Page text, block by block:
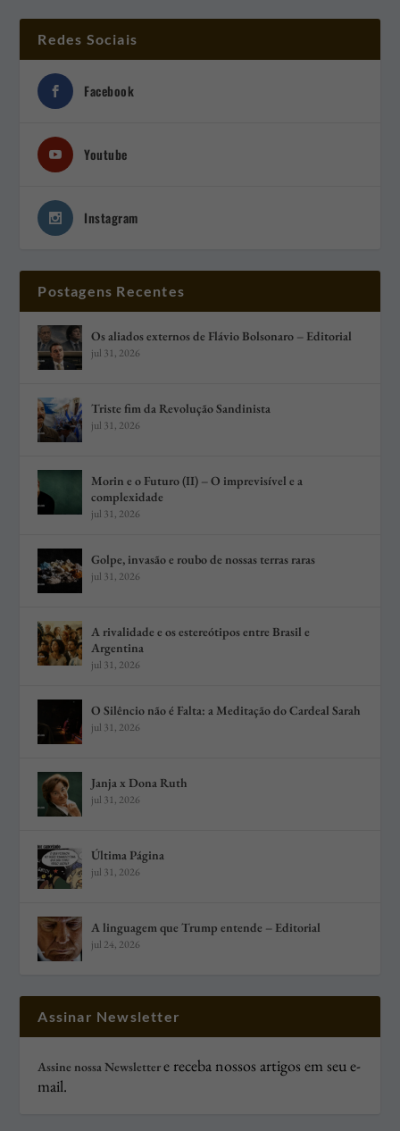
Redes Sociais
Facebook
Youtube
Instagram
Postagens Recentes
Os aliados externos de Flávio Bolsonaro – Editorial
jul 31, 2026
Triste fim da Revolução Sandinista
jul 31, 2026
Morin e o Futuro (II) – O imprevisível e a
complexidade
jul 31, 2026
Golpe, invasão e roubo de nossas terras raras
jul 31, 2026
A rivalidade e os estereótipos entre Brasil e
Argentina
jul 31, 2026
O Silêncio não é Falta: a Meditação do Cardeal Sarah
jul 31, 2026
Janja x Dona Ruth
jul 31, 2026
Última Página
jul 31, 2026
A linguagem que Trump entende – Editorial
jul 24, 2026
Assinar Newsletter
Assine nossa Newslettere receba nossos artigos em seu e-
mail.